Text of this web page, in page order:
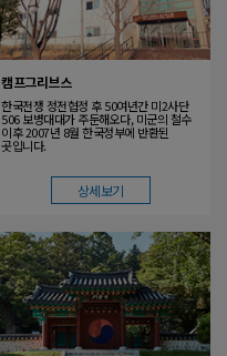
캠프그리브스
한국전쟁 정전협정 후 50여년간 미2사단
506 보병대대가 주둔해오다, 미군의 철수
이후 2007년 8월 한국정부에 반환된
곳입니다.
상세보기